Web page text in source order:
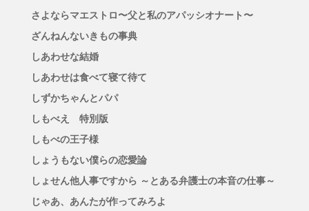
さよならマエストロ〜父と私のアパッシオナート〜
ざんねんないきもの事典
しあわせな結婚
しあわせは食べて寝て待て
しずかちゃんとパパ
しもべえ 特別版
しもべの王子様
しょうもない僕らの恋愛論
しょせん他人事ですから ～とある弁護士の本音の仕事～
じゃあ、あんたが作ってみろよ